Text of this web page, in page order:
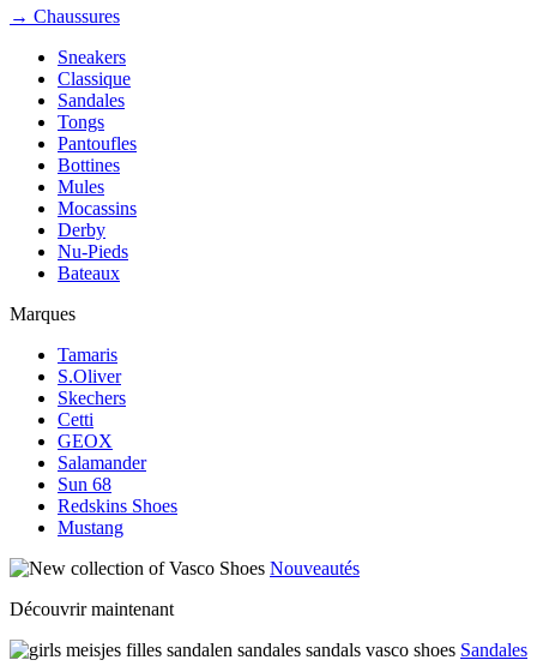
→ Chaussures
Sneakers
Classique
Sandales
Tongs
Pantoufles
Bottines
Mules
Mocassins
Derby
Nu-Pieds
Bateaux
Marques
Tamaris
S.Oliver
Skechers
Cetti
GEOX
Salamander
Sun 68
Redskins Shoes
Mustang
Nouveautés
Découvrir maintenant
Sandales